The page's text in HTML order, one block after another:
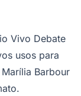
Vivo Debate
usos para
Barbour